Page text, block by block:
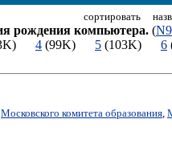
сортировать
рождения компьютера. (N9
4 (99K) 5 (103K) 6
Московского комитета образования,